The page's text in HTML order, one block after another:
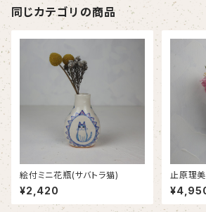
同じカテゴリの商品
絵付ミニ花瓶(サバトラ猫)
¥2,420
止原理
毛猫)